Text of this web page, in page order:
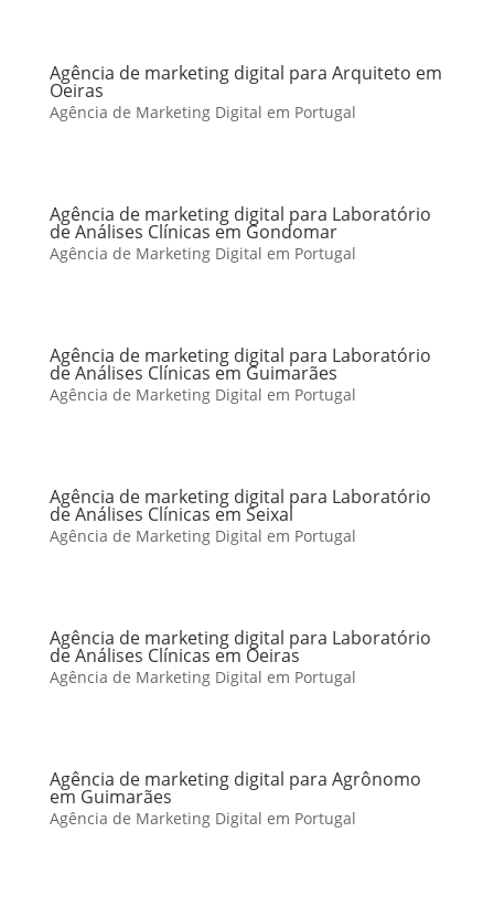
Agência de marketing digital para Arquiteto em
Oeiras
Agência de Marketing Digital em Portugal
Agência de marketing digital para Laboratório
de Análises Clínicas em Gondomar
Agência de Marketing Digital em Portugal
Agência de marketing digital para Laboratório
de Análises Clínicas em Guimarães
Agência de Marketing Digital em Portugal
Agência de marketing digital para Laboratório
de Análises Clínicas em Seixal
Agência de Marketing Digital em Portugal
Agência de marketing digital para Laboratório
de Análises Clínicas em Oeiras
Agência de Marketing Digital em Portugal
Agência de marketing digital para Agrônomo
em Guimarães
Agência de Marketing Digital em Portugal